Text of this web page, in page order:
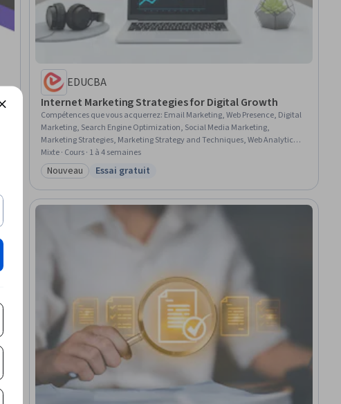
EDUCBA
Internet Marketing Strategies for Digital Growth
Compétences que vous acquerrez: Email Marketing, Web Presence, Digital
Marketing, Search Engine Optimization, Social Media Marketing,
Marketing Strategies, Marketing Strategy and Techniques, Web Analytics
and SEO, Social Media Strategy, Digital Analysis, Web Content, E-
Commerce, Marketing, Digital Marketing Campaigns, Content Creation,
Driving engagement, Target Audience, Content Management, B2B Sales
Mixte · Cours · 1 à 4 semaines
Catégorie : Nouveau
Nouveau Statut : Essai gratuit
Essai gratuit